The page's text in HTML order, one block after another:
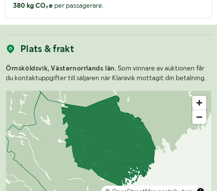
380 kg CO₂eper passagerare.
Plats & frakt
Örnsköldsvik, Västernorrlands län. Som vinnare av auktionen får
du kontaktuppgifter till säljaren när Klaravik mottagit din betalning.